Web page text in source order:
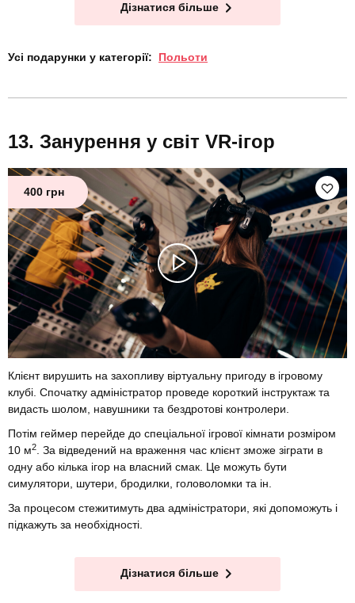
Дізнатися більше
Усі подарунки у категорії: Польоти
Занурення у світ VR-ігор
400 грн
Клієнт вирушить на захопливу віртуальну пригоду в ігровому
клубі. Спочатку адміністратор проведе короткий інструктаж та
видасть шолом, навушники та бездротові контролери.
Потім геймер перейде до спеціальної ігрової кімнати розміром
10 м2
. За відведений на враження час клієнт зможе зіграти в
одну або кілька ігор на власний смак. Це можуть бути
симулятори, шутери, бродилки, головоломки та ін.
За процесом стежитимуть два адміністратори, які допоможуть і
підкажуть за необхідності.
Дізнатися більше